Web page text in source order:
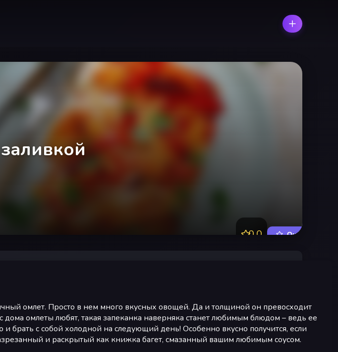
0.0 Оценить
омлет. Просто в нем много вкусных овощей. Да и толщиной он превосходит
дома омлеты любят, такая запеканка наверняка станет любимым блюдом – ведь ее
и брать с собой холодной на следующий день! Особенно вкусно получится, если
и раскрытый как книжка багет, смазанный вашим любимым соусом.